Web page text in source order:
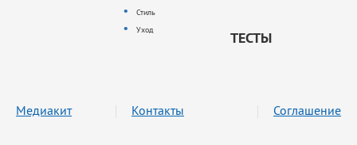
Стиль
Уход
ТЕСТЫ
Медиакит Контакты Соглашение